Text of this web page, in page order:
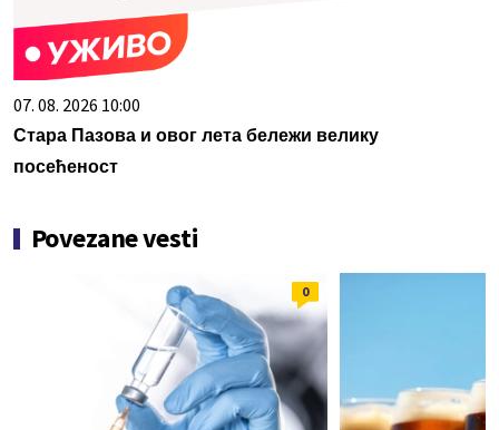
07. 08. 2026 10:00
Стара Пазова и овог лета бележи велику
посећеност
Povezane vesti
0